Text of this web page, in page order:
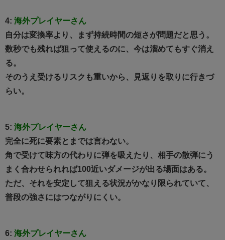
4: 海外プレイヤーさん
自分は変換率より、まず持続時間の短さが問題だと思う。
数秒でも残れば狙って使えるのに、今は溜めてもすぐ消え
る。
そのうえ受けるリスクも重いから、見返りを取りに行きづ
らい。
5: 海外プレイヤーさん
完全に死に要素とまでは言わない。
角で受けて味方の代わりに弾を吸えたり、相手の散弾にう
まく合わせられれば100近いダメージが出る場面はある。
ただ、それを安定して狙える状況がかなり限られていて、
普段の強さにはつながりにくい。
6: 海外プレイヤーさん